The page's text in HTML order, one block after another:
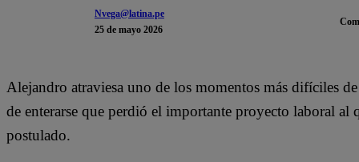
Nvega@latina.pe
25 de mayo 2026
Alejandro atraviesa uno de los momentos más difíciles
de enterarse que perdió el importante proyecto laboral al
postulado.